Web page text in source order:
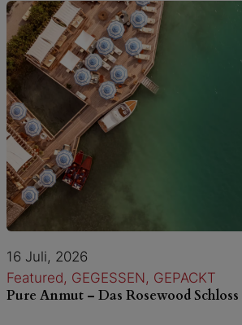
16 Juli, 2026
Featured, GEGESSEN , GEPACKT
Pure Anmut – Das Rosewood Schloss